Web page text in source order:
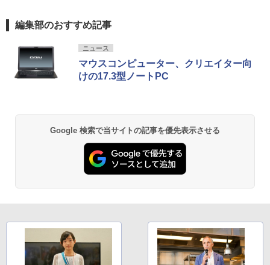
編集部のおすすめ記事
ニュース
マウスコンピューター、クリエイター向
けの17.3型ノートPC
Google 検索で当サイトの記事を優先表示させる